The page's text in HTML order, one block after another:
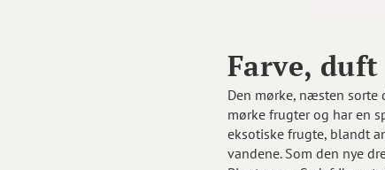
Farve,
Den mørke, næsten sorte
mørke frugter og har en
eksotiske frugte, blandt
vandene. Som den nye